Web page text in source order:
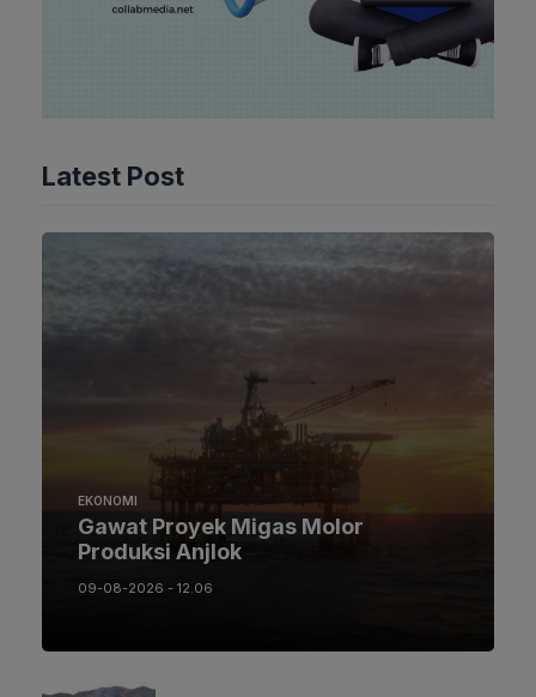
Latest Post
EKONOMI
Gawat Proyek Migas Molor
Produksi Anjlok
09-08-2026 - 12.06